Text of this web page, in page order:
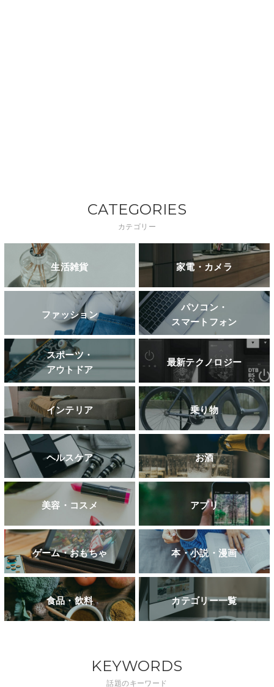
CATEGORIES
カテゴリー
生活雑貨 家電・カメラ
ファッション
パソコン・
スマートフォン
スポーツ・
アウトドア
最新テクノロジー
インテリア 乗り物
ヘルスケア お酒
美容・コスメ アプリ
ゲーム・おもちゃ 本・小説・漫画
食品・飲料 カテゴリー一覧
KEYWORDS
話題のキーワード